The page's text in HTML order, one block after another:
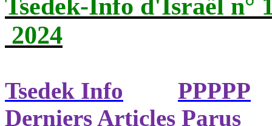
Tsedek-Info d'Israël n°
2024
Tsedek Info
PPPPP
Derniers Articles Parus